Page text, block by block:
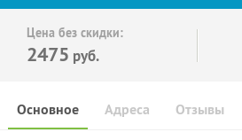
Цена без скидки:
2475 руб.
Основное Отзывы
Адреса